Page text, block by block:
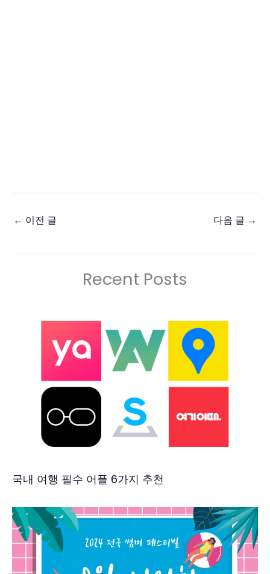
← 이전 글 다음 글 →
Recent Posts
국내 여행 필수 어플 6가지 추천